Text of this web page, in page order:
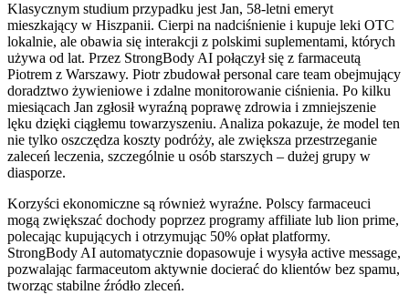
Klasycznym studium przypadku jest Jan, 58-letni emeryt
mieszkający w Hiszpanii. Cierpi na nadciśnienie i kupuje leki OTC
lokalnie, ale obawia się interakcji z polskimi suplementami, których
używa od lat. Przez StrongBody AI połączył się z farmaceutą
Piotrem z Warszawy. Piotr zbudował personal care team obejmujący
doradztwo żywieniowe i zdalne monitorowanie ciśnienia. Po kilku
miesiącach Jan zgłosił wyraźną poprawę zdrowia i zmniejszenie
lęku dzięki ciągłemu towarzyszeniu. Analiza pokazuje, że model ten
nie tylko oszczędza koszty podróży, ale zwiększa przestrzeganie
zaleceń leczenia, szczególnie u osób starszych – dużej grupy w
diasporze.
Korzyści ekonomiczne są również wyraźne. Polscy farmaceuci
mogą zwiększać dochody poprzez programy affiliate lub lion prime,
polecając kupujących i otrzymując 50% opłat platformy.
StrongBody AI automatycznie dopasowuje i wysyła active message,
pozwalając farmaceutom aktywnie docierać do klientów bez spamu,
tworząc stabilne źródło zleceń.